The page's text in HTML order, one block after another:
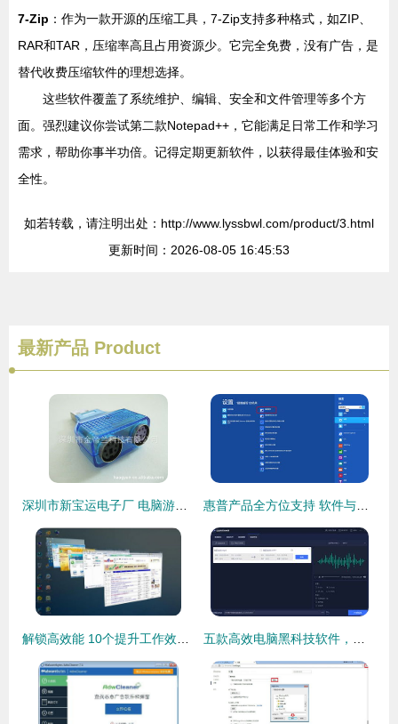
7-Zip ：作为一款开源的压缩工具，7-Zip支持多种格式，如ZIP、
RAR和TAR，压缩率高且占用资源少。它完全免费，没有广告，是
替代收费压缩软件的理想选择。
这些软件覆盖了系统维护、编辑、安全和文件管理等多个方
面。强烈建议你尝试第二款Notepad++，它能满足日常工作和学习
需求，帮助你事半功倍。记得定期更新软件，以获得最佳体验和安
全性。
如若转载，请注明出处：http://www.lyssbwl.com/product/3.html
更新时间：2026-08-05 16:45:53
最新产品 Product